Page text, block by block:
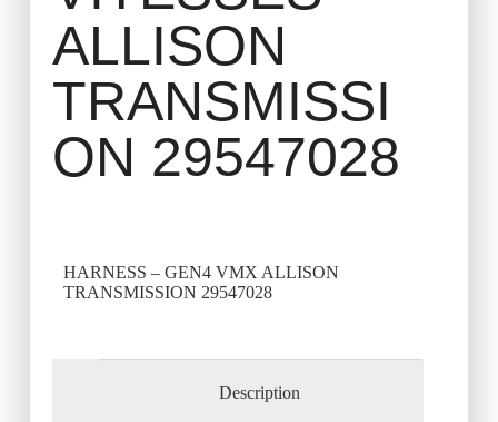
ALLISON
TRANSMISSI
ON 29547028
HARNESS – GEN4 VMX ALLISON
TRANSMISSION 29547028
Description